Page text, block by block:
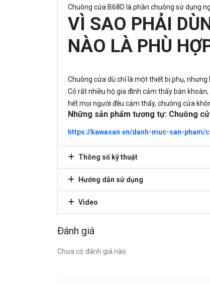
Chuông cửa B68D là phần chuông sử dụng
VÌ SAO PHẢI
NÀO LÀ PHÙ
Chuông cửa dù chỉ là một thiết bị phụ,
Có rất nhiều hộ gia đình cảm thấy băn
hết mọi người đều cảm thấy, chuông cửa
Những sản phẩm tương tự: Chuông
https://kawasan.vn/danh-muc-san-
Thông số kỹ thuật
Hướng dẫn sử dụng
Video
Đánh giá
Chưa có đánh giá nào.